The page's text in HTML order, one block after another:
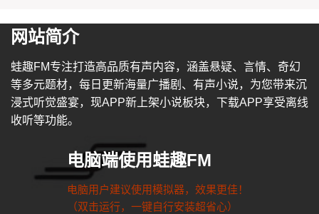
网站简介
蛙趣FM专注打造高品质有声内容，涵盖悬疑、言情、奇幻
等多元题材，每日更新海量广播剧、有声小说，为您带来沉
浸式听觉盛宴，现APP新上架小说板块，下载APP享受离线
收听等功能。
电脑端使用蛙趣FM
电脑用户建议使用模拟器，效果更佳！
（双击运行，一键自行安装超省心）